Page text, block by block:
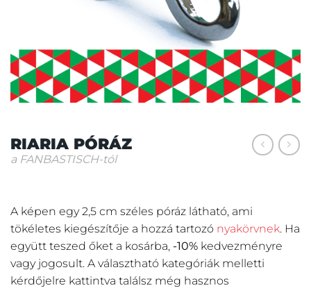
RIARIA PÓRÁZ
a FANBASTISCH-tól
A képen egy 2,5 cm széles póráz látható, ami
tökéletes kiegészítője a hozzá tartozó nyakörvnek. Ha
együtt teszed őket a kosárba, -10% kedvezményre
vagy jogosult. A választható kategóriák melletti
kérdőjelre kattintva találsz még hasznos